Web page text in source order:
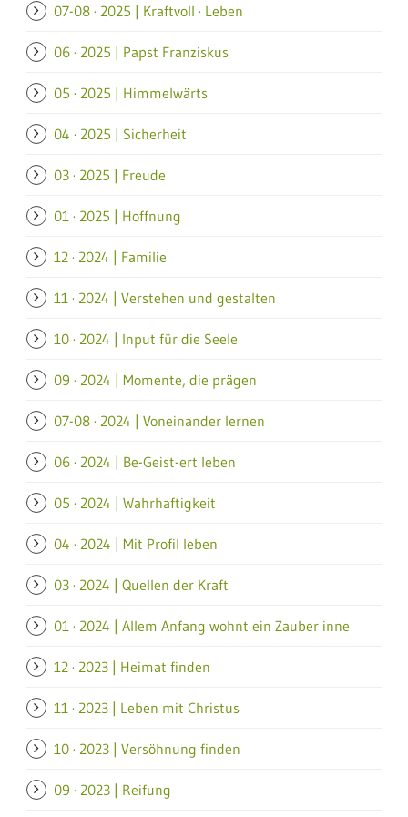
07-08 · 2025 | Kraftvoll · Leben
06 · 2025 | Papst Franziskus
05 · 2025 | Himmelwärts
04 · 2025 | Sicherheit
03 · 2025 | Freude
01 · 2025 | Hoffnung
12 · 2024 | Familie
11 · 2024 | Verstehen und gestalten
10 · 2024 | Input für die Seele
09 · 2024 | Momente, die prägen
07-08 · 2024 | Voneinander lernen
06 · 2024 | Be-Geist-ert leben
05 · 2024 | Wahrhaftigkeit
04 · 2024 | Mit Profil leben
03 · 2024 | Quellen der Kraft
01 · 2024 | Allem Anfang wohnt ein Zauber inne
12 · 2023 | Heimat finden
11 · 2023 | Leben mit Christus
10 · 2023 | Versöhnung finden
09 · 2023 | Reifung